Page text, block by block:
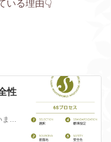
いる理由👇
性